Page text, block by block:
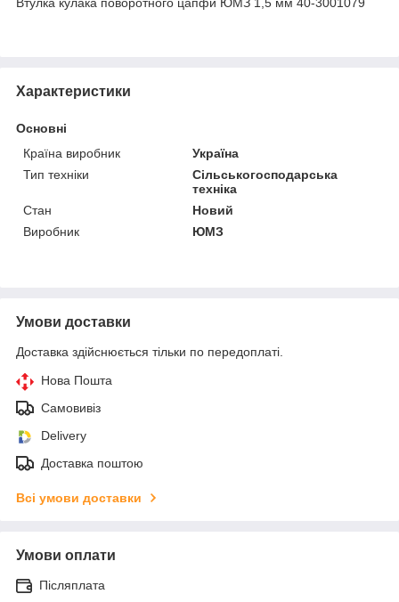
Характеристики
Основні
Країна виробник
Україна
Тип техніки
Сільськогосподарська
техніка
Стан
Новий
Виробник
ЮМЗ
Умови доставки
Доставка здійснюється тільки по передоплаті.
Нова Пошта
Самовивіз
Delivery
Доставка поштою
Всі умови доставки
Умови оплати
Післяплата